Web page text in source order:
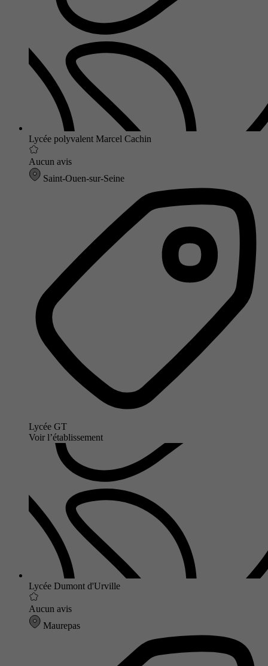
Lycée polyvalent Marcel Cachin
Aucun avis
Saint-Ouen-sur-Seine
Lycée GT
Voir l’établissement
Lycée Dumont d'Urville
Aucun avis
Maurepas